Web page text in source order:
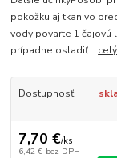
pokožku aj tkanivo
vody povarte 1 čajovú
prípadne osladiť...
Dostupnosť
7,70 €/ks
6,42 € bez DPH